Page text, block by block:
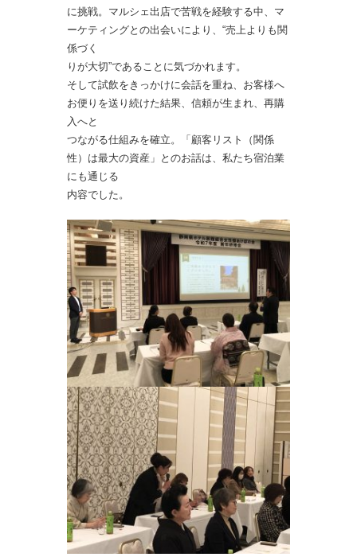
に挑戦。マルシェ出店で苦戦を経験する中、マ
ーケティングとの出会いにより、“売上よりも関
係づく
りが大切”であることに気づかれます。
そして試飲をきっかけに会話を重ね、お客様へ
お便りを送り続けた結果、信頼が生まれ、再購
入へと
つながる仕組みを確立。「顧客リスト（関係
性）は最大の資産」とのお話は、私たち宿泊業
にも通じる
内容でした。